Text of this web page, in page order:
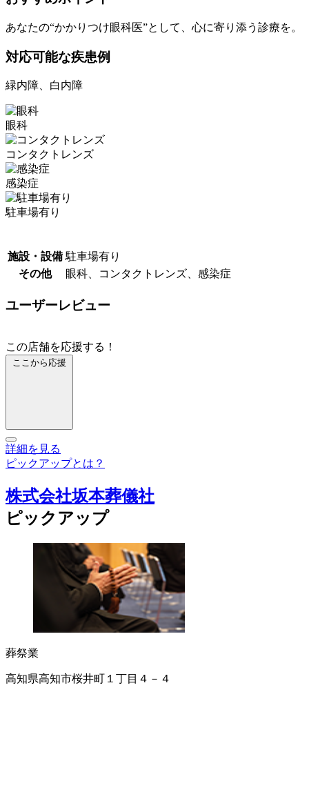
あなたの“かかりつけ眼科医”として、心に寄り添う診療を。
対応可能な疾患例
緑内障、白内障
眼科
コンタクトレンズ
感染症
駐車場有り
施設・設備 駐車場有り
その他
眼科、コンタクトレンズ、感染症
ユーザーレビュー
この店舗を応援する！
ここから応援
詳細を見る
ピックアップとは？
株式会社坂本葬儀社
ピックアップ
葬祭業
高知県高知市桜井町１丁目４－４